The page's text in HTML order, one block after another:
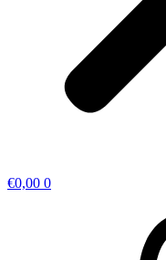
€0,00 0